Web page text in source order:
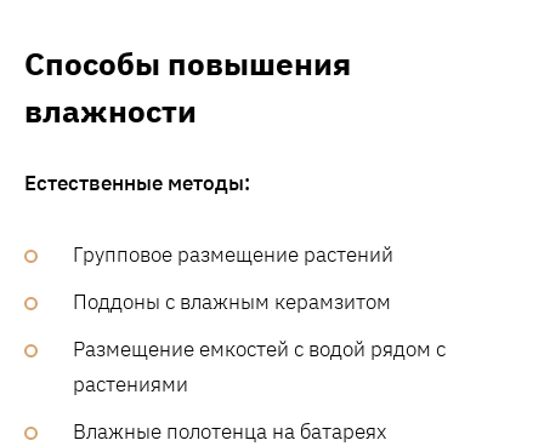
Способы повышения
влажности
Естественные методы:
Групповое размещение растений
Поддоны с влажным керамзитом
Размещение емкостей с водой рядом с
растениями
Влажные полотенца на батареях